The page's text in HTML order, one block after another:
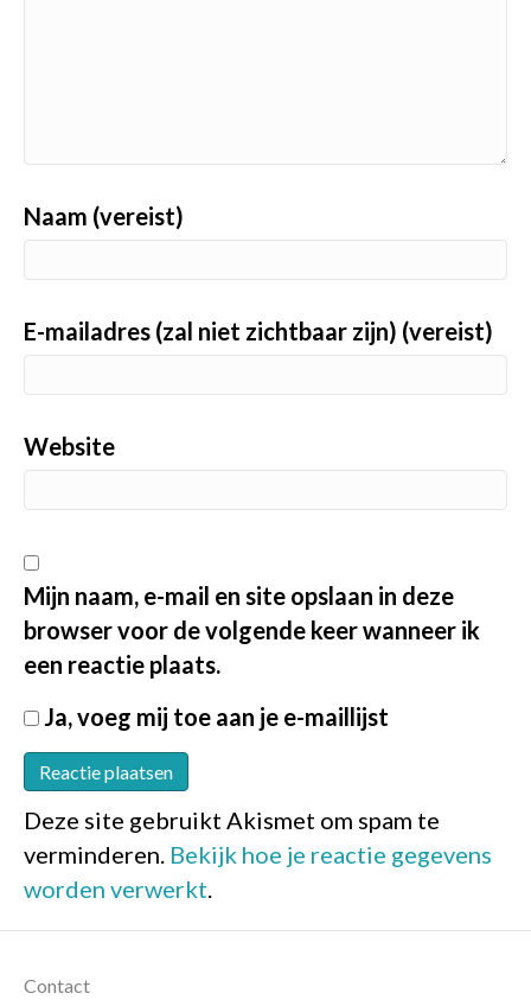
Naam (vereist)
E-mailadres (zal niet zichtbaar zijn) (vereist)
Website
Mijn naam, e-mail en site opslaan in deze
browser voor de volgende keer wanneer ik
een reactie plaats.
Ja, voeg mij toe aan je e-maillijst
Deze site gebruikt Akismet om spam te
verminderen. Bekijk hoe je reactie gegevens
worden verwerkt.
Contact